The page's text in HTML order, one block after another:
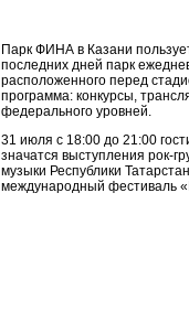
Парк ФИНА в Казани
последних дней парк
расположенного перед
программа: конкурсы,
федерального уровней.
31 июля с 18:00 до 21:00
значатся выступления рок-
музыки Республики
международный фестиваль